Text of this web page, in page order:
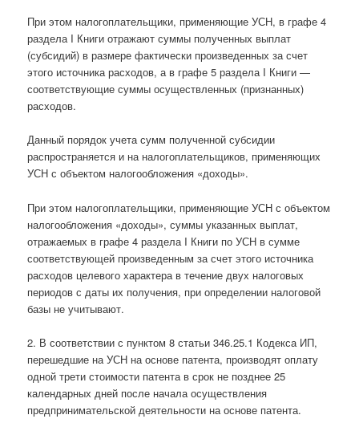
При этом налогоплательщики, применяющие УСН, в графе 4
раздела I Книги отражают суммы полученных выплат
(субсидий) в размере фактически произведенных за счет
этого источника расходов, а в графе 5 раздела I Книги —
соответствующие суммы осуществленных (признанных)
расходов.
Данный порядок учета сумм полученной субсидии
распространяется и на налогоплательщиков, применяющих
УСН с объектом налогообложения «доходы».
При этом налогоплательщики, применяющие УСН с объектом
налогообложения «доходы», суммы указанных выплат,
отражаемых в графе 4 раздела I Книги по УСН в сумме
соответствующей произведенным за счет этого источника
расходов целевого характера в течение двух налоговых
периодов с даты их получения, при определении налоговой
базы не учитывают.
2. В соответствии с пунктом 8 статьи 346.25.1 Кодекса ИП,
перешедшие на УСН на основе патента, производят оплату
одной трети стоимости патента в срок не позднее 25
календарных дней после начала осуществления
предпринимательской деятельности на основе патента.